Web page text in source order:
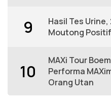
9
Hasil Tes Urine,
Moutong
10
MAXi Tour
Performa
Orang Utan